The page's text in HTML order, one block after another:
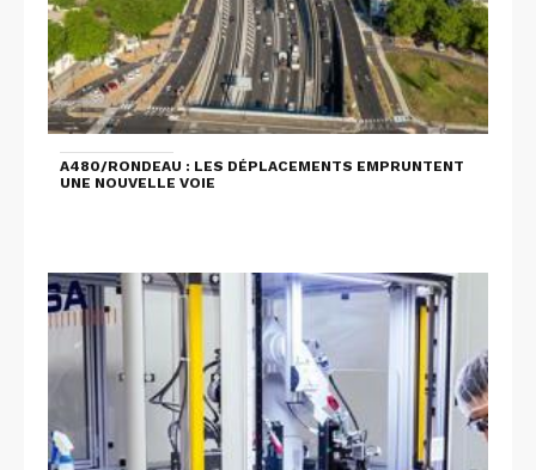
A480/RONDEAU : LES DÉPLACEMENTS EMPRUNTENT
UNE NOUVELLE VOIE